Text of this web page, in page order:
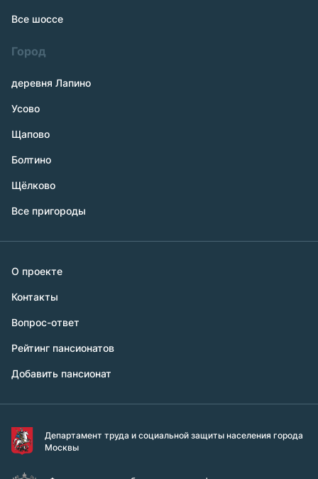
Все шоссе
Город
деревня Лапино
Усово
Щапово
Болтино
Щёлково
Все пригороды
О проекте
Контакты
Вопрос-ответ
Рейтинг пансионатов
Добавить пансионат
Департамент труда и социальной защиты населения города
Москвы